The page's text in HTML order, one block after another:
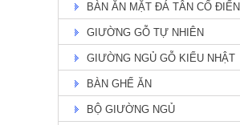
BÀN ĂN MẶT ĐÁ TÂN CỔ ĐIỂN
GIƯỜNG GỖ TỰ NHIÊN
GIƯỜNG NGỦ GỖ KIỂU NHẬT
BÀN GHẾ ĂN
BỘ GIƯỜNG NGỦ
BÀN ĂN ASHLY TỰ NHIÊN TH
51
Giá: Liên hệ